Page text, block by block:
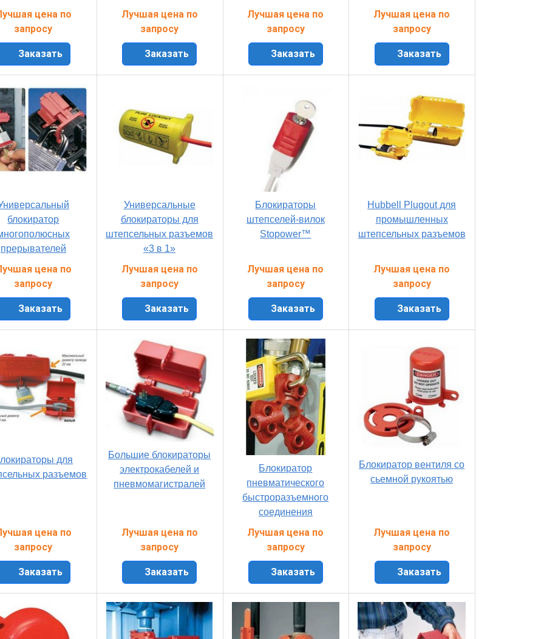
цена по
запросу
Заказать
Лучшая цена по
запросу
Заказать
Лучшая цена по
запросу
Заказать
Лучшая цена по
запросу
Заказать
блокиратор
прерывателей
цена по
запросу
Заказать
Универсальные
блокираторы для
штепсельных разъемов
«3 в 1»
Лучшая цена по
запросу
Заказать
Блокираторы
штепселей-вилок
Stopower™
Лучшая цена по
запросу
Заказать
Hubbell Plugout для
промышленных
штепсельных разъемов
Лучшая цена по
запросу
Заказать
для
разъемов
цена по
запросу
Заказать
Большие блокираторы
электрокабелей и
пневмомагистралей
Лучшая цена по
запросу
Заказать
Блокиратор
пневматического
быстроразъемного
соединения
Лучшая цена по
запросу
Заказать
Блокиратор вентиля со
сьемной рукоятью
Лучшая цена по
запросу
Заказать